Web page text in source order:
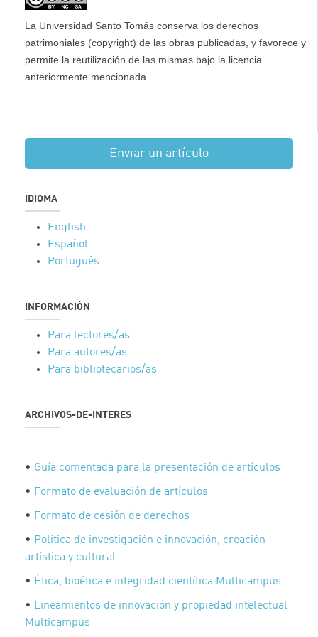
La Universidad Santo Tomás conserva los derechos
patrimoniales (copyright) de las obras publicadas, y favorece y
permite la reutilización de las mismas bajo la licencia
anteriormente mencionada.
Enviar un artículo
IDIOMA
English
Español
Português
INFORMACIÓN
Para lectores/as
Para autores/as
Para bibliotecarios/as
ARCHIVOS-DE-INTERES
• Guía comentada para la presentación de artículos
• Formato de evaluación de artículos
• Formato de cesión de derechos
• Política de investigación e innovación, creación
artística y cultural
• Ética, bioética e integridad científica Multicampus
• Lineamientos de innovación y propiedad intelectual
Multicampus